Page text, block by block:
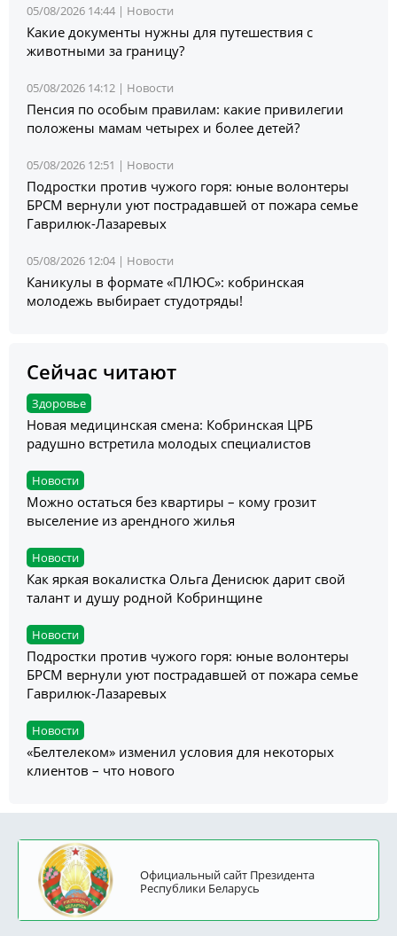
05/08/2026 14:44 | Новости
Какие документы нужны для путешествия с
животными за границу?
05/08/2026 14:12 | Новости
Пенсия по особым правилам: какие привилегии
положены мамам четырех и более детей?
05/08/2026 12:51 | Новости
Подростки против чужого горя: юные волонтеры
БРСМ вернули уют пострадавшей от пожара семье
Гаврилюк-Лазаревых
05/08/2026 12:04 | Новости
Каникулы в формате «ПЛЮС»: кобринская
молодежь выбирает студотряды!
Сейчас читают
Здоровье
Новая медицинская смена: Кобринская ЦРБ
радушно встретила молодых специалистов
Новости
Можно остаться без квартиры – кому грозит
выселение из арендного жилья
Новости
Как яркая вокалистка Ольга Денисюк дарит свой
талант и душу родной Кобринщине
Новости
Подростки против чужого горя: юные волонтеры
БРСМ вернули уют пострадавшей от пожара семье
Гаврилюк-Лазаревых
Новости
«Белтелеком» изменил условия для некоторых
клиентов – что нового
Официальный сайт Президента
Республики Беларусь